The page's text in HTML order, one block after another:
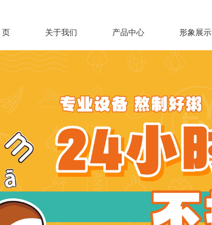
页 关于我们 产品中心 形象展示